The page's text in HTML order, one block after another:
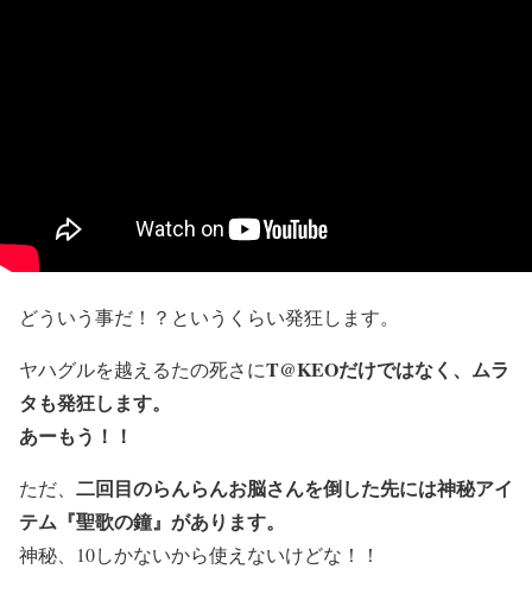
どういう事だ！？というくらい発狂します。
ヤハグルを越えるたの死さにT@KEOだけではなく、ムラ
タも発狂します。
あーもう！！
ただ、 二回目のらんらんお脳さんを倒した先には神秘アイ
テム『聖歌の鐘』があります。
神秘、10しかないから使えないけどな！！